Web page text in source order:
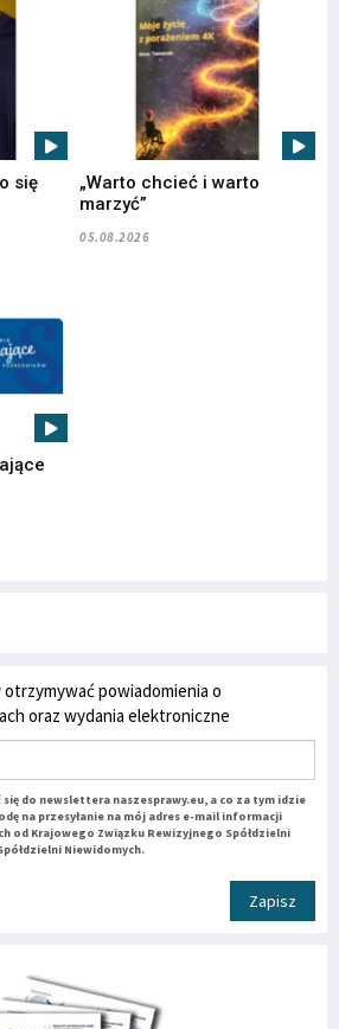
się
„Warto chcieć i warto
marzyć”
05.08.2026
powiadomienia o
oraz wydania elektroniczne
się do newslettera naszesprawy.eu, a co za tym idzie
na przesyłanie na mój adres e-mail informacji
od Krajowego Związku Rewizyjnego Spółdzielni
Niewidomych.
Zapisz